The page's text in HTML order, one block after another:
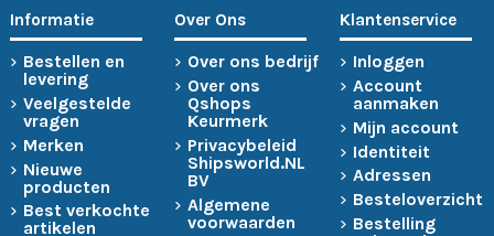
Informatie
Bestellen en
levering
Veelgestelde
vragen
Merken
Nieuwe
producten
Best verkochte
artikelen
Over Ons
Over ons bedrijf
Over ons
Qshops
Keurmerk
Privacybeleid
Shipsworld.NL
BV
Algemene
voorwaarden
Klantenservice
Inloggen
Account
aanmaken
Mijn account
Identiteit
Adressen
Besteloverzicht
Bestelling